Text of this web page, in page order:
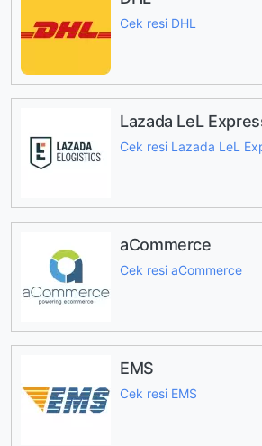
Cek resi DHL
Lazada LeL
Cek resi Lazada LeL
aCommerce
Cek resi aCommerce
EMS
Cek resi EMS